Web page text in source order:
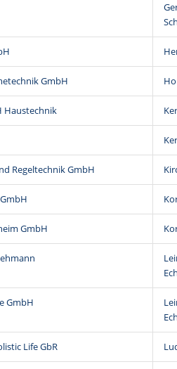
GmbH
Haustechnik
Regeltechnik GmbH
GmbH
GmbH
Life GbR